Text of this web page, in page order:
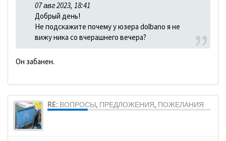
07 авг 2023, 18:41
Добрый день!
Не подскажите почему у юзера dolbano я не
вижу ника со вчерашнего вечера?
Он забанен.
RE: ВОПРОСЫ, ПРЕДЛОЖЕНИЯ, ПОЖЕЛАНИЯ